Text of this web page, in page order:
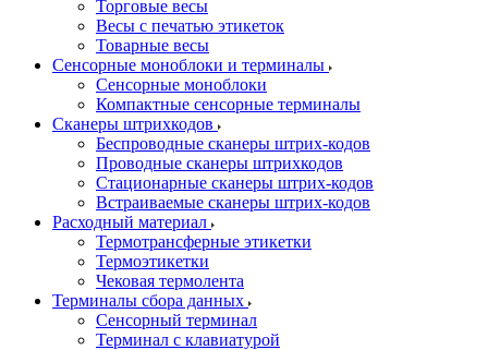
Торговые весы
Весы с печатью этикеток
Товарные весы
Сенсорные моноблоки и терминалы
Сенсорные моноблоки
Компактные сенсорные терминалы
Сканеры штрихкодов
Беспроводные сканеры штрих-кодов
Проводные сканеры штрихкодов
Стационарные сканеры штрих-кодов
Встраиваемые сканеры штрих-кодов
Расходный материал
Термотрансферные этикетки
Термоэтикетки
Чековая термолента
Терминалы сбора данных
Сенсорный терминал
Терминал с клавиатурой